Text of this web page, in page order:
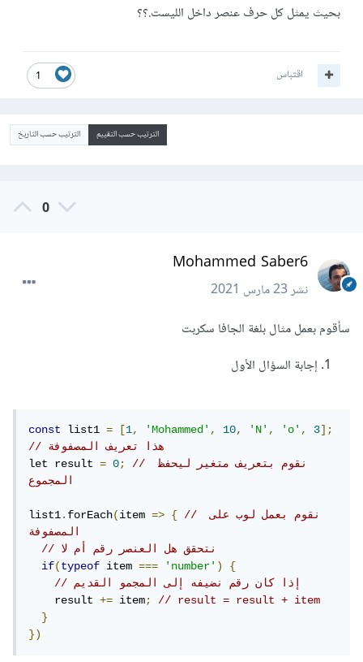
بحيث يمثل كل حرف عنصر داخل الليست.؟؟
1 اقتباس
الترتيب حسب التقييم الترتيب حسب التاريخ
0
Mohammed Saber6
نشر23 مارس 2021
سأقوم بعمل مثال بلغة الجافا سكربت
إجابة السؤال الأول
const list1 = [1, 'Mohammed', 10, 'N', 'o', 3];
// هذا تعريف المصفوفة
let result = 0;
// نقوم بتعريف متغير ليحفظ
المجموع
list1.forEach(item => {
// نقوم بعمل لوب على
المصفوفة
// نتحقق هل العنصر رقم أم لا
if(typeof item === 'number')
{
    result
+= item;
// result = result + item
}
})